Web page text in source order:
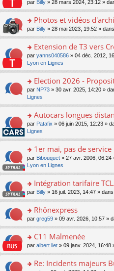
s
ré
c
e
n
lu
pl
u
s
ré
c
e
e
o
n
lu
pl
u
s
ré
c
e
nt
e
s
a
g
e
n
o
n
pl
u
s
ré
c
nt
o
n
ult
er
le
m
e
s
g
e
n
o
n
le
s
ré
e
par Billy » 28 mars 2024, 23:12 »
o
n
ult
er
le
m
e
s
s
e
n
o
n
lu
pl
ré
c
e
Photos et vidéos
par Billy » 28 mai 2023, 19:52 » dans
o
s
er
le
m
e
s
s
a
n
o
n
lu
le
u
ré
c
e
Extension de T3 vers
par yanns040586 » 04 déc. 2012,
Lyon en Lignes
o
s
er
le
m
e
s
s
a
n
o
n
lu
pl
s
ré
c
nt
Election 2026 -
par NP73 » 30 avr. 2025, 14:20 »
Lignes
o
s
er
le
m
e
s
s
e
n
o
n
le
u
Autocars longues
par Patafix » 06 juin 2015, 12:23 »
Lignes
o
s
er
le
m
e
s
g
e
n
o
1er mai, pas de service
par Bibouquet » 27 avr. 2006, 06:24
Lyon en Lignes
o
n
ult
er
le
m
e
a
Intégration tarifaire
par Billy » 16 juil. 2023, 14:47 » dans
o
n
ult
er
le
m
Rhônexpress
par greg59 » 09 avr. 2026, 10:57 »
o
n
ult
C11 Malmenée
par albert liet » 09 janv. 2024, 16:48
Re: Incidents majeurs